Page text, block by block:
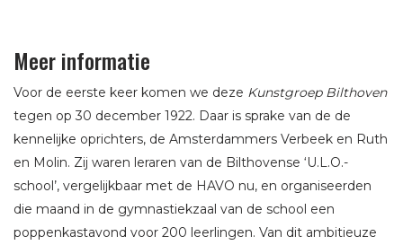
Meer informatie
Voor de eerste keer komen we deze Kunstgroep Bilthoven
tegen op 30 december 1922. Daar is sprake van de de
kennelijke oprichters, de Amsterdammers Verbeek en Ruth
en Molin. Zij waren leraren van de Bilthovense ‘U.L.O.-
school’, vergelijkbaar met de HAVO nu, en organiseerden
die maand in de gymnastiekzaal van de school een
poppenkastavond voor 200 leerlingen. Van dit ambitieuze